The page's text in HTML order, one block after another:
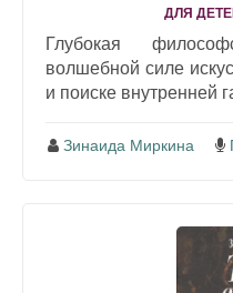
ДЛЯ
Глубокая
волшебной силе
и поиске внутренней
Зинаида Миркина